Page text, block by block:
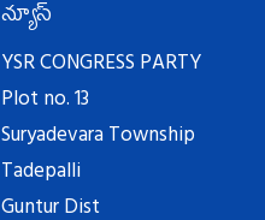
న్యూస్
YSR CONGRESS PARTY
Plot no. 13
Suryadevara Township
Tadepalli
Guntur Dist